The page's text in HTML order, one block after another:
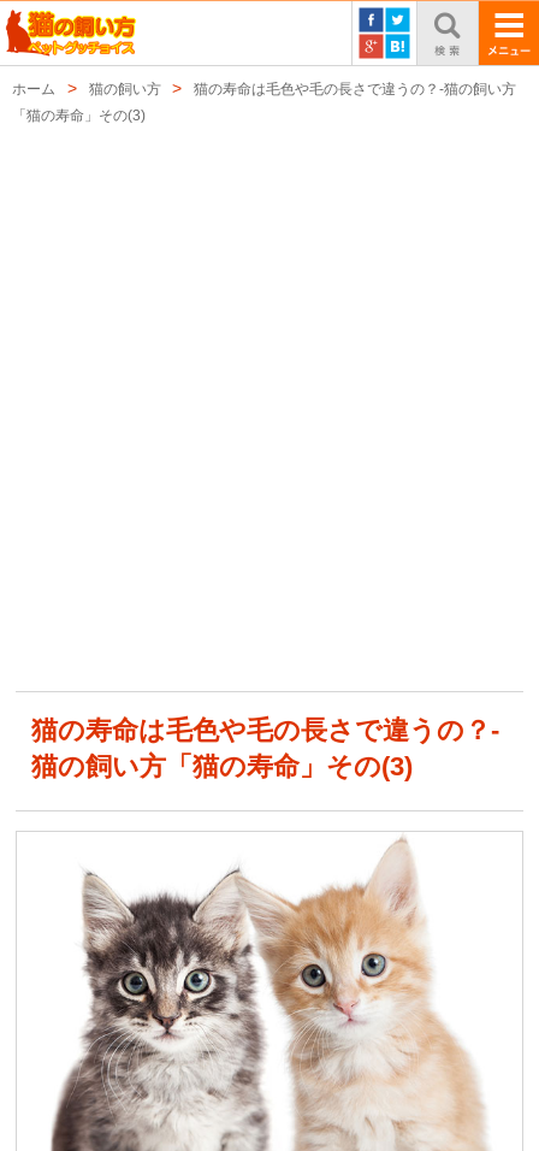
ホーム 猫の飼い方
猫の寿命は毛色や毛の長さで違うの？-猫の飼い方
「猫の寿命」その(3)
猫の寿命は毛色や毛の長さで違うの？-
猫の飼い方「猫の寿命」その(3)